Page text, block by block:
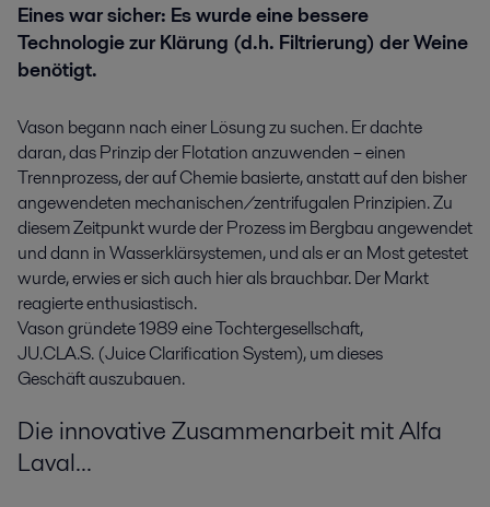
Eines war sicher: Es wurde eine bessere
Technologie zur Klärung (d.h. Filtrierung) der Weine
benötigt.
Vason begann nach einer Lösung zu suchen. Er dachte
daran, das Prinzip der Flotation anzuwenden – einen
Trennprozess, der auf Chemie basierte, anstatt auf den bisher
angewendeten mechanischen/zentrifugalen Prinzipien. Zu
diesem Zeitpunkt wurde der Prozess im Bergbau angewendet
und dann in Wasserklärsystemen, und als er an Most getestet
wurde, erwies er sich auch hier als brauchbar. Der Markt
reagierte enthusiastisch.
Vason gründete 1989 eine Tochtergesellschaft,
JU.CLA.S. (Juice Clarification System), um dieses
Geschäft auszubauen.
Die innovative Zusammenarbeit mit Alfa
Laval...